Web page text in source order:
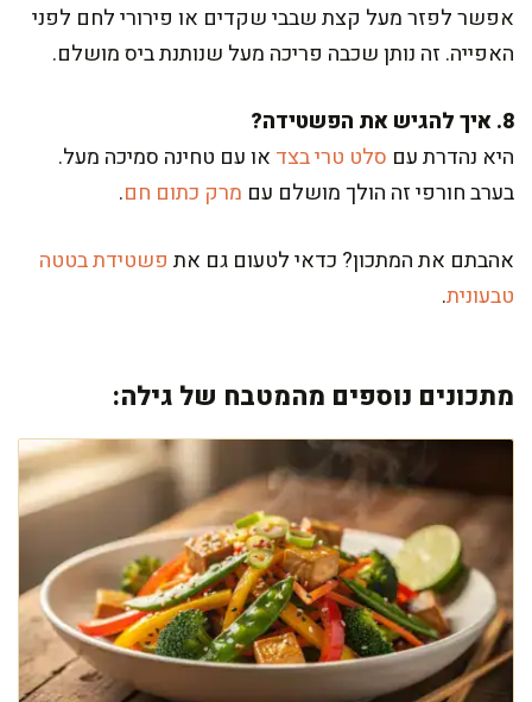
אפשר לפזר מעל קצת שבבי שקדים או פירורי לחם לפני
האפייה. זה נותן שכבה פריכה מעל שנותנת ביס מושלם.
8. איך להגיש את הפשטידה?
היא נהדרת עם סלט טרי בצד או עם טחינה סמיכה מעל.
בערב חורפי זה הולך מושלם עם מרק כתום חם.
אהבתם את המתכון? כדאי לטעום גם את פשטידת בטטה
טבעונית.
מתכונים נוספים מהמטבח של גילה: